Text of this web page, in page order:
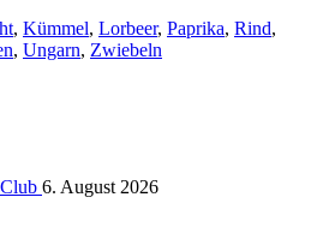
, Kümmel, Lorbeer, Paprika, Rind,
, Ungarn, Zwiebeln
6. August 2026